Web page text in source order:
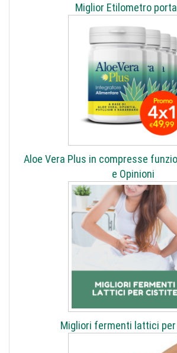
Miglior Etilometro
Aloe Vera Plus in compresse
e Opinioni
Migliori fermenti lattici